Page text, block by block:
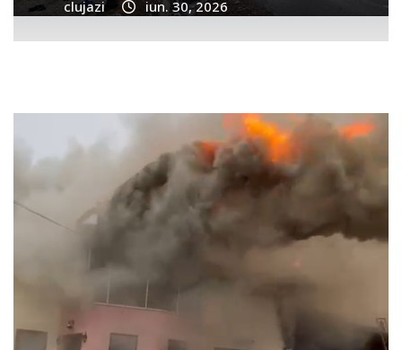
clujazi iun. 30, 2026